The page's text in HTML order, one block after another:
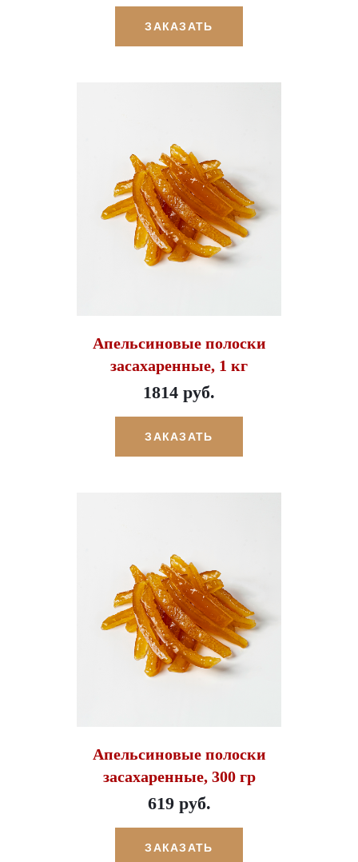
ЗАКАЗАТЬ
Апельсиновые полоски
засахаренные, 1 кг
1814 руб.
ЗАКАЗАТЬ
Апельсиновые полоски
засахаренные, 300 гр
619 руб.
ЗАКАЗАТЬ